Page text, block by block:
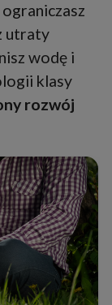
utraty
wodę i
klasy
rozwój